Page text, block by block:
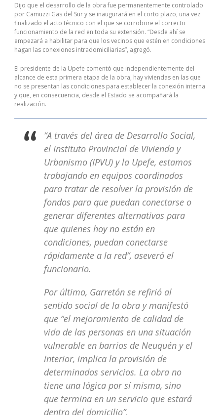
Dijo que el desarrollo de la obra fue permanentemente controlado
por Camuzzi Gas del Sur y se inaugurará en el corto plazo, una vez
finalizado el acto técnico con el que se corrobore el correcto
funcionamiento de la red en toda su extensión. “Desde ahí se
empezará a habilitar para que los vecinos que estén en condiciones
hagan las conexiones intradomiciliarias”, agregó.
El presidente de la Upefe comentó que independientemente del
alcance de esta primera etapa de la obra, hay viviendas en las que
no se presentan las condiciones para establecer la conexión interna
y que, en consecuencia, desde el Estado se acompañará la
realización.
“A través del área de Desarrollo Social,
el Instituto Provincial de Vivienda y
Urbanismo (IPVU) y la Upefe, estamos
trabajando en equipos coordinados
para tratar de resolver la provisión de
fondos para que puedan conectarse o
generar diferentes alternativas para
que quienes hoy no están en
condiciones, puedan conectarse
rápidamente a la red”, aseveró el
funcionario.
Por último, Garretón se refirió al
sentido social de la obra y manifestó
que “el mejoramiento de calidad de
vida de las personas en una situación
vulnerable en barrios de Neuquén y el
interior, implica la provisión de
determinados servicios. La obra no
tiene una lógica por sí misma, sino
que termina en un servicio que estará
dentro del domicilio”.